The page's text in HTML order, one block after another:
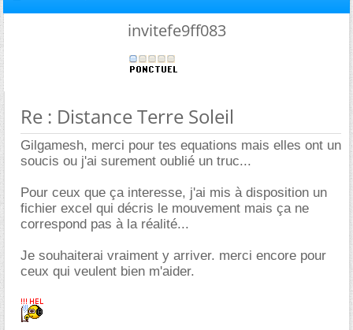
invitefe9ff083
Re : Distance Terre Soleil
Gilgamesh, merci pour tes equations mais elles ont un
soucis ou j'ai surement oublié un truc...
Pour ceux que ça interesse, j'ai mis à disposition un
fichier excel qui décris le mouvement mais ça ne
correspond pas à la réalité...
Je souhaiterai vraiment y arriver. merci encore pour
ceux qui veulent bien m'aider.